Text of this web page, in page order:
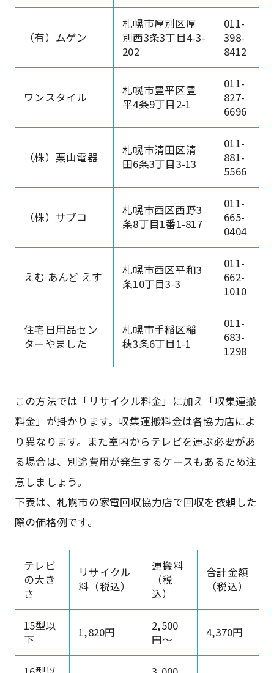
（有）ムゲン
札幌市厚別区厚
別西3条3丁目4-3-
202
011-
398-
8412
ワンスタイル
札幌市豊平区豊
平4条9丁目2-1
011-
827-
6696
（株）栗山電器
札幌市清田区清
田6条3丁目3-13
011-
881-
5566
（株）サブコ
札幌市西区西野3
条8丁目1番1-817
011-
665-
0404
えむ あんど えす
札幌市西区平和3
条10丁目3-3
011-
662-
1010
住宅日用品セン
ターやました
札幌市手稲区稲
穂3条6丁目1-1
011-
683-
1298
この方法では「リサイクル料金」に加え「収集運搬
料金」が掛かります。収集運搬料金は各協力店によ
り異なります。また室内からテレビを運ぶ必要があ
る場合は、別途費用が発生するケースもあるため注
意しましょう。
下表は、札幌市の家電回収協力店で回収を依頼した
際の価格例です。
テレビ
の大き
さ
リサイクル
料（税込）
運搬料
（税
込）
合計金額
（税込）
15型以
下
1,820円
2,500
円～
4,370円